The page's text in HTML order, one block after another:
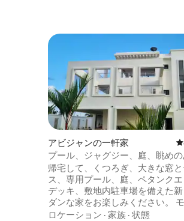
アビジャンの一軒家
プール、ジャグジー、庭、眺め
ィラ・ボラティ
帰宅して、くつろぎ、大きな窓と
ス、専用プール、庭、ペタンクエ
デッキ、敷地内駐車場を備えた
ダンな家をお楽しみください。 モダンな
建築物はユニークで目立っていま
ロケーション · 家族 · 状態